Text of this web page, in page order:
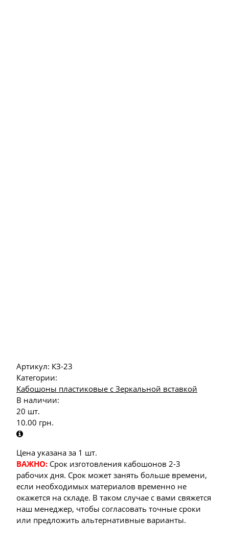
Артикул: КЗ-23
Категории:
Кабошоны пластиковые с Зеркальной вставкой
В наличии:
20 шт.
10.00 грн.
Цена указана за 1 шт.
ВАЖНО: Срок изготовления кабошонов 2-3
рабочих дня. Срок может занять больше времени,
если необходимых материалов временно не
окажется на складе. В таком случае с вами свяжется
наш менеджер, чтобы согласовать точные сроки
или предложить альтернативные варианты.